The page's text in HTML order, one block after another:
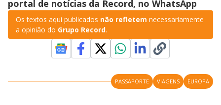
portal de notícias da Record, no WhatsApp
Os textos aqui publicados não refletem necessariamente
a opinião do Grupo Record.
PASSAPORTE VIAGENS EUROPA